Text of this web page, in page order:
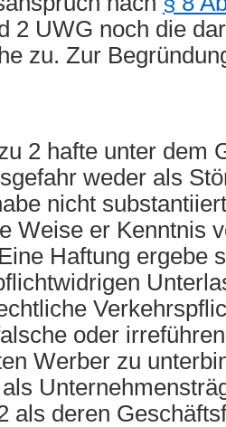
2 UWG noch die
zu. Zur
2 hafte unter dem
weder als
nicht
Weise er Kenntnis
Haftung ergebe
oder
Werber zu
als deren